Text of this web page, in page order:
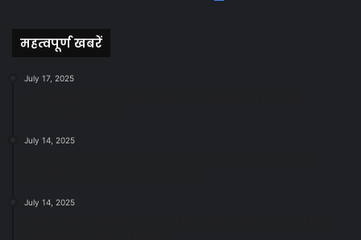
महत्वपूर्ण खबरें
July 17, 2025
July 14, 2025
July 14, 2025